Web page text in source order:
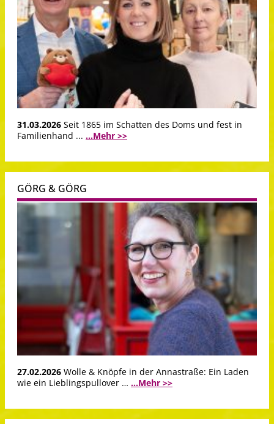
31.03.2026 Seit 1865 im Schatten des Doms und fest in
Familienhand ... ...Mehr >>
GÖRG & GÖRG
27.02.2026 Wolle & Knöpfe in der Annastraße: Ein Laden
wie ein Lieblingspullover … ...Mehr >>